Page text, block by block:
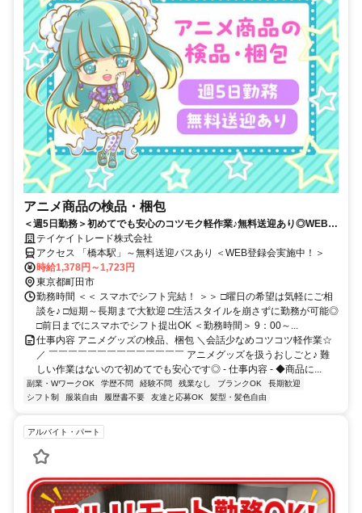
アニメ商品の検品・梱包
＜週5日勤務＞初めてでも安心のコツモク軽作業♪無料送迎あり◎WEB登
録会実施中！
テイケイトレード株式会社
アクセス 「橋本駅」～無料送迎バスあり ＜WEB登録会実施中！＞
時給1,378円～1,723円
東京都町田市
勤務時間 ＜＜ スマホでシフト完結！ ＞＞ □曜日の希望は気軽にご相
談を♪ □短期～長期まで大歓迎 □生活スタイルを崩さずに勤務が可能◎
□前日までにスマホでシフト提出OK ＜勤務時間＞ 9：00～...
仕事内容 アニメグッズの検品、梱包 ＼会話少なめコツコツ軽作業☆
／ ￣￣￣￣￣￣￣￣￣￣￣￣￣￣ アニメグッズを扱うおしごと♪ 難
しい作業はないので初めてでも安心です◎ - 仕事内容 - ◆商品に...
副業・WワークOK 学歴不問 経験不問 残業なし ブランクOK
長期歓迎
シフト制
服装自由 履歴書不要 友達と応募OK 髪型・髪色自由
アルバイト・パート